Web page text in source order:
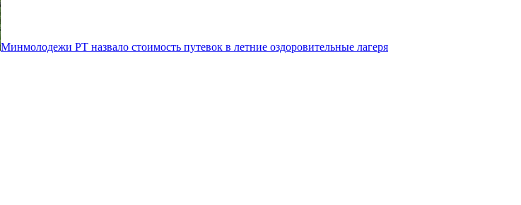
Минмолодежи РТ назвало стоимость путевок в летние оздоровительные лагеря